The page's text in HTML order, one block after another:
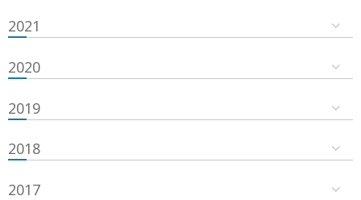
2021
2020
2019
2018
2017